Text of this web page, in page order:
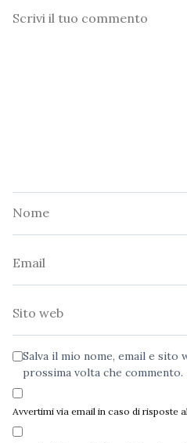
Commento
Salva il mio nome, email e
prossima volta che commento.
Avvertimi via email in caso di risposte